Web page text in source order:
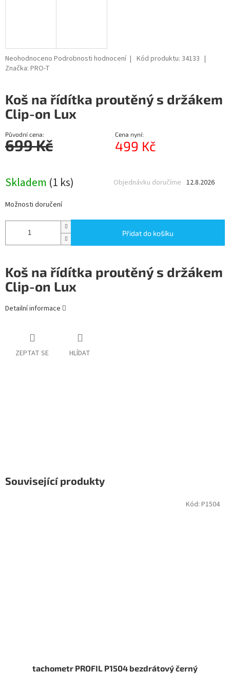
Průměrné
hodnocení
0,0
z
5
Neohodnoceno Podrobnosti hodnocení Kód produktu: 34133
Značka: PRO-T
Koš na řídítka proutěný s držákem
Clip-on Lux
Původní cena:
699 Kč
Cena nyní:
499 Kč
Skladem (1 ks) 12.8.2026
Objednávku doručíme
Možnosti doručení
Přidat do košíku
Koš na řídítka proutěný s držákem
Clip-on Lux
Detailní informace
ZEPTAT SE HLÍDAT
Související produkty
tachometr PROFIL P1504 bezdrátový černý
Kód: P1504